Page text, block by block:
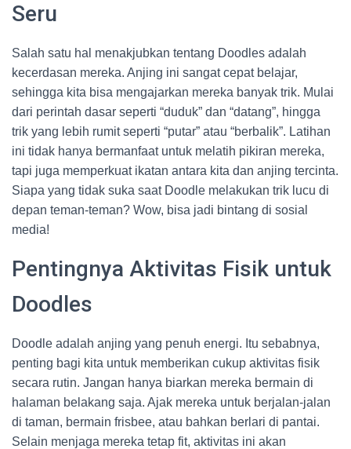
Seru
Salah satu hal menakjubkan tentang Doodles adalah
kecerdasan mereka. Anjing ini sangat cepat belajar,
sehingga kita bisa mengajarkan mereka banyak trik. Mulai
dari perintah dasar seperti “duduk” dan “datang”, hingga
trik yang lebih rumit seperti “putar” atau “berbalik”. Latihan
ini tidak hanya bermanfaat untuk melatih pikiran mereka,
tapi juga memperkuat ikatan antara kita dan anjing tercinta.
Siapa yang tidak suka saat Doodle melakukan trik lucu di
depan teman-teman? Wow, bisa jadi bintang di sosial
media!
Pentingnya Aktivitas Fisik untuk
Doodles
Doodle adalah anjing yang penuh energi. Itu sebabnya,
penting bagi kita untuk memberikan cukup aktivitas fisik
secara rutin. Jangan hanya biarkan mereka bermain di
halaman belakang saja. Ajak mereka untuk berjalan-jalan
di taman, bermain frisbee, atau bahkan berlari di pantai.
Selain menjaga mereka tetap fit, aktivitas ini akan